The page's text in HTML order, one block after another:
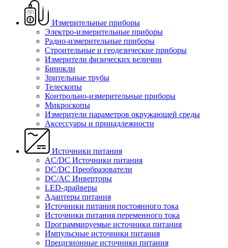
Измерительные приборы
Электро-измерительные приборы
Радио-измерительные приборы
Строительные и геодезические приборы
Измерители физических величин
Бинокли
Зрительные трубы
Телескопы
Контрольно-измерительные приборы
Микроскопы
Измерители параметров окружающей среды
Аксессуары и принадлежности
Источники питания
AC/DC Источники питания
DC/DC Преобразователи
DC/AC Инверторы
LED-драйверы
Адаптеры питания
Источники питания постоянного тока
Источники питания переменного тока
Программируемые источники питания
Импульсные источники питания
Прецизионные источники питания